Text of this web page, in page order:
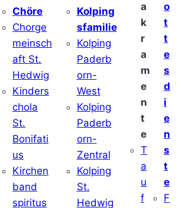
Chöre
Chorge
meinsch
aft St.
Hedwig
Kinders
chola
St.
Bonifati
us
Kirchen
band
spiritus
Kolping
sfamilie
Kolping
Paderb
orn-
West
Kolping
Paderb
orn-
Zentral
Kolping
St.
Hedwig
a
k
r
a
m
e
n
t
e
T
a
u
f
o
t
t
e
s
d
i
e
n
s
t
e
F